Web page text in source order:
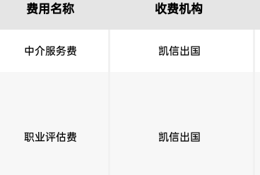
费用名称 收费机构
中介服务费 凯信出国
职业评估费 凯信出国